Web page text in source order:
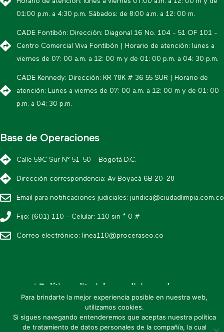
01:00 p.m. a 4:30 p.m. Sábados: de 8:00 a.m. a 12: 00 m.
CADE Fontibón: Dirección: Diagonal 16 No. 104 - 51 OF 101 -
Centro Comercial Viva Fontibón | Horario de atención: lunes a
viernes de 07: 00 a.m. a 12: 00 m y de 01: 00 p.m. a 04: 30 p.m.
CADE Kennedy: Dirección: KR 78K # 36 55 SUR | Horario de
atención: Lunes a viernes de 07: 00 a.m. a 12: 00 m y de 01: 00
p.m. a 04: 30 p.m.
Base de Operaciones
Calle 59C Sur N° 51-50 - Bogotá D.C.
Dirección correspondencia: Av Boyacá 6B 20-28
Email para notificaciones judiciales: juridica@ciudadlimpia.com.co
Fijo: (601) 110 - Celular: 110 sin * 0 #
Correo electrónico: linea110@proceraseo.co
* Política editorial y condiciones de uso
* Política de datos personales
* Mapa de sitio
Para brindarte la mejor experiencia posible en nuestra web,
utilizamos cookies.
Si sigues navegando entenderemos que aceptas nuestra política
de tratamiento de datos personales de la compañía, la cual